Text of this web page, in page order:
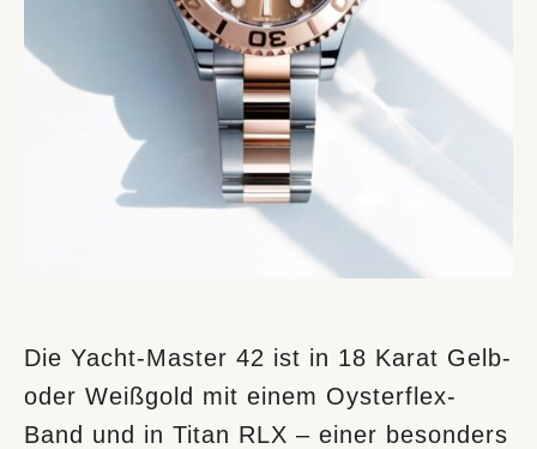
Die Yacht-Master 42 ist in 18 Karat Gelb-
oder Weißgold mit einem Oysterflex-
Band und in Titan RLX – einer besonders